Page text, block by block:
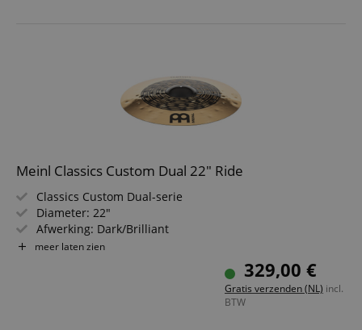
Meinl Classics Custom Dual 22" Ride
Classics Custom Dual-serie
Diameter: 22"
Afwerking: Dark/Brilliant
Legering: B12 Brons
meer laten zien
329,00 €
Gratis verzenden (NL) incl.
BTW